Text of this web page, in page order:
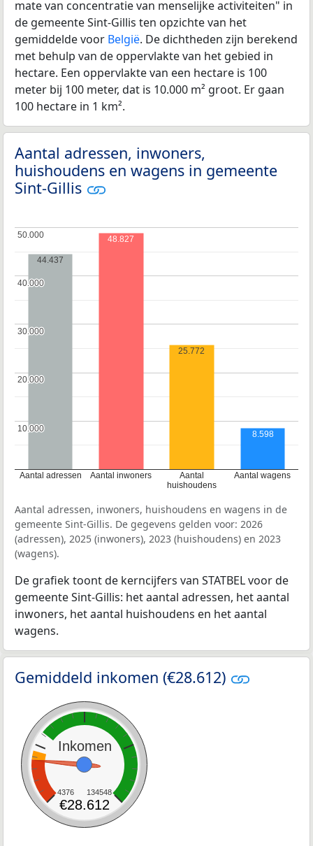
mate van concentratie van menselijke activiteiten" in
de gemeente Sint-Gillis ten opzichte van het
gemiddelde voor België. De dichtheden zijn berekend
met behulp van de oppervlakte van het gebied in
hectare. Een oppervlakte van een hectare is 100
meter bij 100 meter, dat is 10.000 m² groot. Er gaan
100 hectare in 1 km².
Aantal adressen, inwoners,
huishoudens en wagens in gemeente
Sint-Gillis
Aantal adressen Aantal inwoners
Aantal
huishoudens
Aantal wagens
10.000
10.000
20.000
20.000
30.000
30.000
40.000
40.000
50.000
50.000
44.437
48.827
25.772
8.598
Aantal adressen, inwoners, huishoudens en wagens in de
gemeente Sint-Gillis. De gegevens gelden voor: 2026
(adressen), 2025 (inwoners), 2023 (huishoudens) en 2023
(wagens).
De grafiek toont de kerncijfers van STATBEL voor de
gemeente Sint-Gillis: het aantal adressen, het aantal
inwoners, het aantal huishoudens en het aantal
wagens.
Gemiddeld inkomen (€28.612)
Inkomen
4376 134548
€28.612